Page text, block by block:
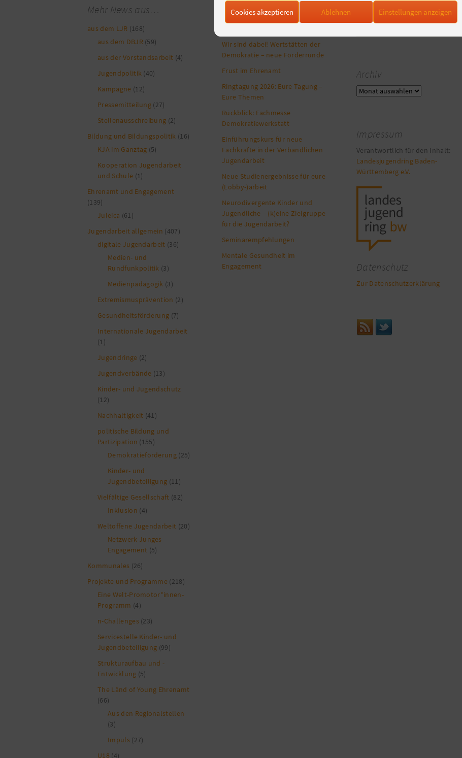
Cookies akzeptieren Ablehnen Einstellungen anzeigen
Mehr News aus…
aus dem LJR (168)
aus dem DBJR (59)
aus der Vorstandsarbeit (4)
Jugendpolitik (40)
Kampagne (12)
Pressemitteilung (27)
Stellenausschreibung (2)
Bildung und Bildungspolitik (16)
KJA im Ganztag (5)
Kooperation Jugendarbeit
und Schule (1)
Ehrenamt und Engagement
(139)
Juleica (61)
Jugendarbeit allgemein (407)
digitale Jugendarbeit (36)
Medien- und
Rundfunkpolitik (3)
Medienpädagogik (3)
Extremismusprävention (2)
Gesundheitsförderung (7)
Internationale Jugendarbeit
(1)
Jugendringe (2)
Jugendverbände (13)
Kinder- und Jugendschutz
(12)
Nachhaltigkeit (41)
politische Bildung und
Partizipation (155)
Demokratieförderung (25)
Kinder- und
Jugendbeteiligung (11)
Vielfältige Gesellschaft (82)
Inklusion (4)
Weltoffene Jugendarbeit (20)
Netzwerk Junges
Engagement (5)
Kommunales (26)
Projekte und Programme (218)
Eine Welt-Promotor*innen-
Programm (4)
n-Challenges (23)
Servicestelle Kinder- und
Jugendbeteiligung (99)
Strukturaufbau und -
Entwicklung (5)
The Länd of Young Ehrenamt
(66)
Aus den Regionalstellen
(3)
Impuls (27)
U18 (4)
Neueste Beiträge
Wir sind dabei! Wertstätten der
Demokratie – neue Förderrunde
Frust im Ehrenamt
Ringtagung 2026: Eure Tagung –
Eure Themen
Rückblick: Fachmesse
Demokratiewerkstatt
Einführungskurs für neue
Fachkräfte in der Verbandlichen
Jugendarbeit
Neue Studienergebnisse für eure
(Lobby-)arbeit
Neurodivergente Kinder und
Jugendliche – (k)eine Zielgruppe
für die Jugendarbeit?
Seminarempfehlungen
Mentale Gesundheit im
Engagement
Suche
Suchen
nach:
Archiv
Archiv
Impressum
Verantwortlich für den Inhalt:
Landesjugendring Baden-
Württemberg e.V.
Datenschutz
Zur Datenschutzerklärung